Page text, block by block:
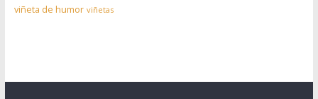
viñeta de humor viñetas